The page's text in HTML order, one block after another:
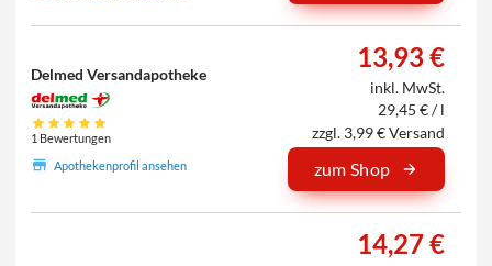
Delmed Versandapotheke
1 Bewertungen
Apothekenprofil ansehen
13,93 €
inkl. MwSt.
29,45 € / l
zzgl. 3,99 € Versand
zum Shop
14,27 €